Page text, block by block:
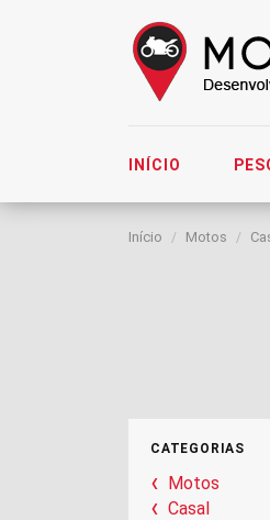
INÍCIO
Início Motos
CATEGORIAS
Motos
Casal